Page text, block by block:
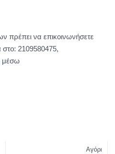
πρέπει να επικοινωνήσετε
στο: 2109580475,
μέσω
Αγόρι